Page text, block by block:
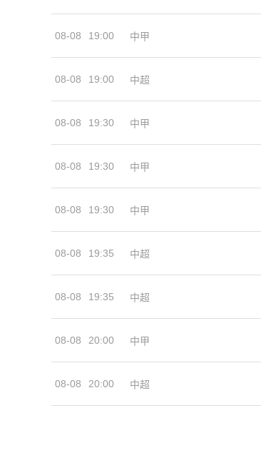
08-08 19:00 中甲
08-08 19:00 中超
08-08 19:30 中甲
08-08 19:30 中甲
08-08 19:30 中甲
08-08 19:35 中超
08-08 19:35 中超
08-08 20:00 中甲
08-08 20:00 中超